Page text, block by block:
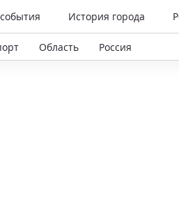
История города
Область Россия